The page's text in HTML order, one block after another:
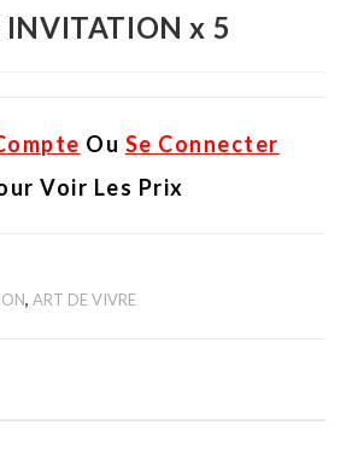
INVITATION x 5
Ou Se Connecter
Voir Les Prix
,ART DE VIVRE